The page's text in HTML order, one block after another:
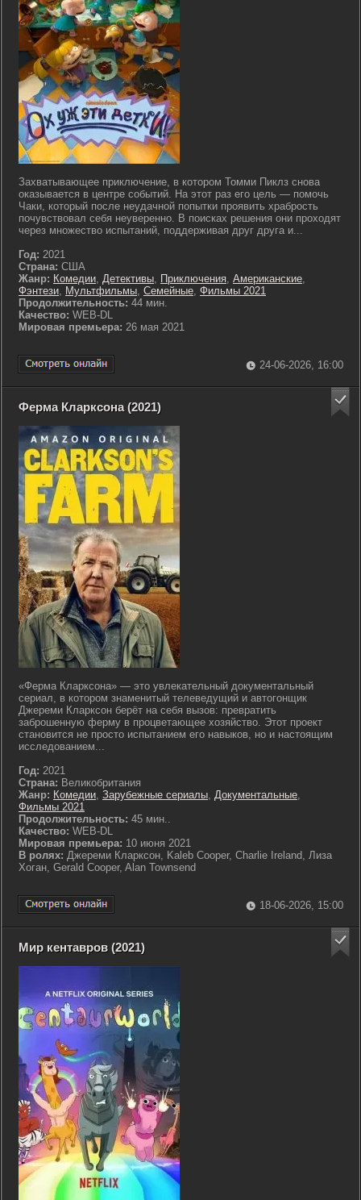
Захватывающее приключение, в котором Томми Пиклз снова
оказывается в центре событий. На этот раз его цель — помочь
Чаки, который после неудачной попытки проявить храбрость
почувствовал себя неуверенно. В поисках решения они проходят
через множество испытаний, поддерживая друг друга и...
Год: 2021
Страна: США
Жанр: Комедии, Детективы, Приключения, Американские,
Фэнтези, Мультфильмы, Семейные, Фильмы 2021
Продолжительность: 44 мин.
Качество: WEB-DL
Мировая премьера: 26 мая 2021
24-06-2026, 16:00
Ферма Кларксона (2021)
«Ферма Кларксона» — это увлекательный документальный
сериал, в котором знаменитый телеведущий и автогонщик
Джереми Кларксон берёт на себя вызов: превратить
заброшенную ферму в процветающее хозяйство. Этот проект
становится не просто испытанием его навыков, но и настоящим
исследованием...
Год: 2021
Страна: Великобритания
Жанр: Комедии, Зарубежные сериалы, Документальные,
Фильмы 2021
Продолжительность: 45 мин..
Качество: WEB-DL
Мировая премьера: 10 июня 2021
В ролях: Джереми Кларксон, Kaleb Cooper, Charlie Ireland, Лиза
Хоган, Gerald Cooper, Alan Townsend
18-06-2026, 15:00
Мир кентавров (2021)